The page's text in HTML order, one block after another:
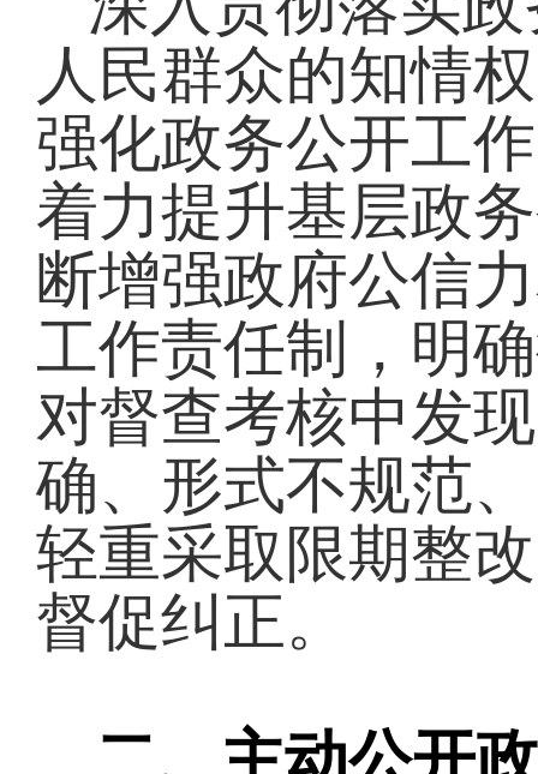
人民群众的知情
强化政务公开工
着力提升基层政
断增强政府公信
工作责任制，明
对督查考核中发
确、形式不规范
轻重采取限期整
督促纠正。
二、主动公开